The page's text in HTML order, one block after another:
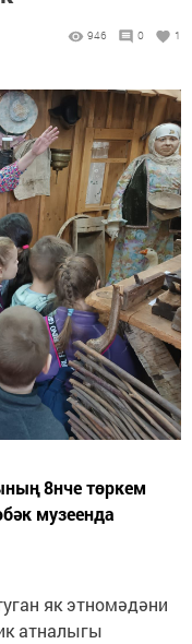
946 0 1
8нче төркем
музеенда
як этномәдәни
атналыгы